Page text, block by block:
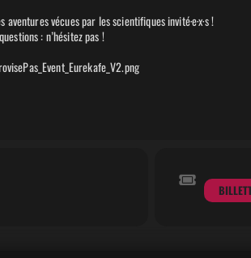
vécues par les scientifiques invité·e·x·s !
: n’hésitez pas !